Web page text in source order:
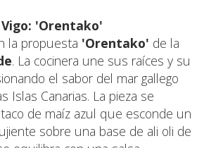
'Orentako'
la propuesta 'Orentako' de la
. La cocinera une sus raíces y su
el sabor del mar gallego
Islas Canarias. La pieza se
de maíz azul que esconde un
sobre una base de ali oli de